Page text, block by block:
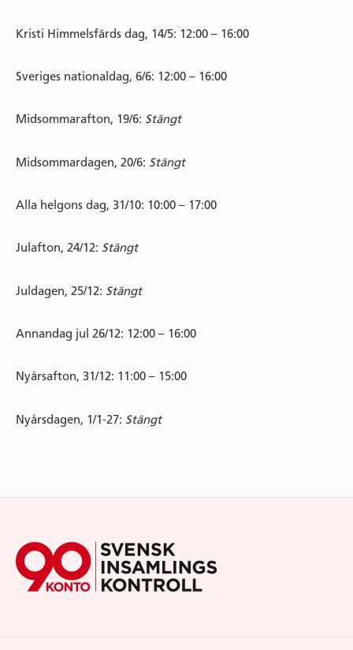
Kristi Himmelsfärds dag, 14/5: 12:00 – 16:00
Sveriges nationaldag, 6/6: 12:00 – 16:00
Midsommarafton, 19/6: Stängt
Midsommardagen, 20/6: Stängt
Alla helgons dag, 31/10: 10:00 – 17:00
Julafton, 24/12: Stängt
Juldagen, 25/12: Stängt
Annandag jul 26/12: 12:00 – 16:00
Nyårsafton, 31/12: 11:00 – 15:00
Nyårsdagen, 1/1-27: Stängt
Footer
Widget